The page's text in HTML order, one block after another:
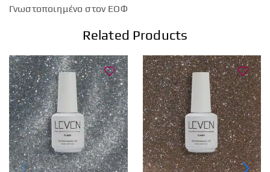
Γνωστοποιημένο στον ΕΟΦ
Related Products